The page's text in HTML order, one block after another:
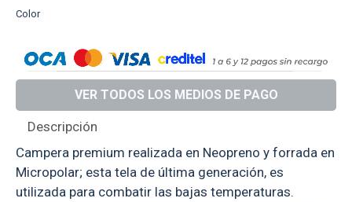
Color
Descripción
Campera premium realizada en Neopreno y forrada en
Micropolar; esta tela de última generación, es
utilizada para combatir las bajas temperaturas.
VER TODOS LOS MEDIOS DE PAGO